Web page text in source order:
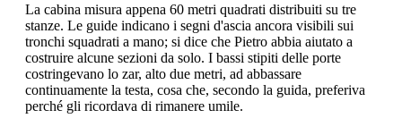
La cabina misura appena 60 metri quadrati distribuiti su tre
stanze. Le guide indicano i segni d'ascia ancora visibili sui
tronchi squadrati a mano; si dice che Pietro abbia aiutato a
costruire alcune sezioni da solo. I bassi stipiti delle porte
costringevano lo zar, alto due metri, ad abbassare
continuamente la testa, cosa che, secondo la guida, preferiva
perché gli ricordava di rimanere umile.